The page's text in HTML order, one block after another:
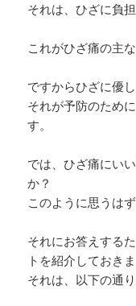
それは、ひざに負
これがひざ痛の主な
ですからひざに優
それが予防のため
す。
では、ひざ痛にい
か？
このように思うはず
それにお答えする
トを紹介しておきま
それは、以下の通り